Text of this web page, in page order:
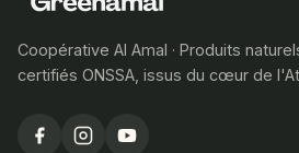
Coopérative Al Amal · Produits
certifiés ONSSA, issus du cœur de